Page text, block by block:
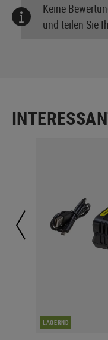
Keine
und teilen Sie
LAGERND